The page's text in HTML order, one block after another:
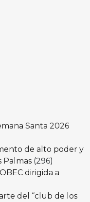
Santa 2026
de alto poder y
Palmas (296)
dirigida a
del “club de los